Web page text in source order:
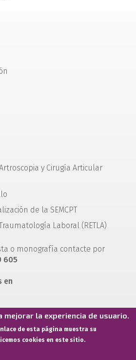
y Cirugía Articular
de la SEMCPT
Laboral (RETLA)
o monografía contacte por
605
en
mejorar la experiencia de usuario.
de esta página muestra su
cookies en este sitio.